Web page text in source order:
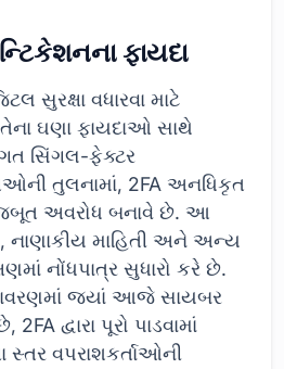
ફાયદા
સુરક્ષા વધારવા માટે
ઘણા ફાયદાઓ સાથે
સિંગલ-ફેક્ટર
તુલનામાં, 2FA અનધિકૃત
અવરોધ બનાવે છે. આ
નાણાકીય માહિતી અને અન્ય
નોંધપાત્ર સુધારો કરે છે.
જ્યાં આજે સાયબર
દ્વારા પૂરો પાડવામાં
સ્તર વપરાશકર્તાઓની